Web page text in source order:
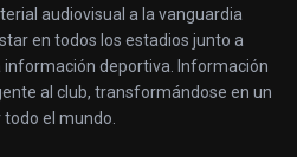
audiovisual a la vanguardia
en todos los estadios junto a
información deportiva. Información
al club, transformándose en un
el mundo.